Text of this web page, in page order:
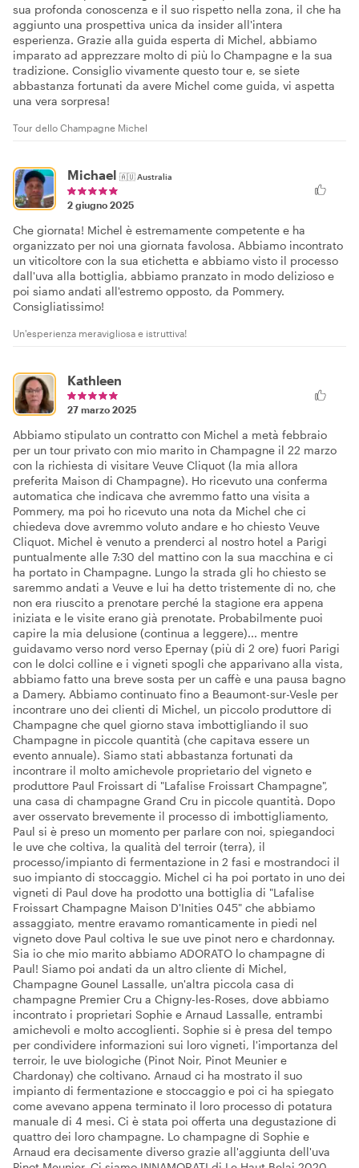
sua profonda conoscenza e il suo rispetto nella zona, il che ha
aggiunto una prospettiva unica da insider all'intera
esperienza. Grazie alla guida esperta di Michel, abbiamo
imparato ad apprezzare molto di più lo Champagne e la sua
tradizione. Consiglio vivamente questo tour e, se siete
abbastanza fortunati da avere Michel come guida, vi aspetta
una vera sorpresa!
Tour dello Champagne Michel
Michael 🇦🇺Australia
2 giugno 2025
Che giornata! Michel è estremamente competente e ha
organizzato per noi una giornata favolosa. Abbiamo incontrato
un viticoltore con la sua etichetta e abbiamo visto il processo
dall'uva alla bottiglia, abbiamo pranzato in modo delizioso e
poi siamo andati all'estremo opposto, da Pommery.
Consigliatissimo!
Un'esperienza meravigliosa e istruttiva!
Kathleen
27 marzo 2025
Abbiamo stipulato un contratto con Michel a metà febbraio
per un tour privato con mio marito in Champagne il 22 marzo
con la richiesta di visitare Veuve Cliquot (la mia allora
preferita Maison di Champagne). Ho ricevuto una conferma
automatica che indicava che avremmo fatto una visita a
Pommery, ma poi ho ricevuto una nota da Michel che ci
chiedeva dove avremmo voluto andare e ho chiesto Veuve
Cliquot. Michel è venuto a prenderci al nostro hotel a Parigi
puntualmente alle 7:30 del mattino con la sua macchina e ci
ha portato in Champagne. Lungo la strada gli ho chiesto se
saremmo andati a Veuve e lui ha detto tristemente di no, che
non era riuscito a prenotare perché la stagione era appena
iniziata e le visite erano già prenotate. Probabilmente puoi
capire la mia delusione (continua a leggere)... mentre
guidavamo verso nord verso Epernay (più di 2 ore) fuori Parigi
con le dolci colline e i vigneti spogli che apparivano alla vista,
abbiamo fatto una breve sosta per un caffè e una pausa bagno
a Damery. Abbiamo continuato fino a Beaumont-sur-Vesle per
incontrare uno dei clienti di Michel, un piccolo produttore di
Champagne che quel giorno stava imbottigliando il suo
Champagne in piccole quantità (che capitava essere un
evento annuale). Siamo stati abbastanza fortunati da
incontrare il molto amichevole proprietario del vigneto e
produttore Paul Froissart di "Lafalise Froissart Champagne",
una casa di champagne Grand Cru in piccole quantità. Dopo
aver osservato brevemente il processo di imbottigliamento,
Paul si è preso un momento per parlare con noi, spiegandoci
le uve che coltiva, la qualità del terroir (terra), il
processo/impianto di fermentazione in 2 fasi e mostrandoci il
suo impianto di stoccaggio. Michel ci ha poi portato in uno dei
vigneti di Paul dove ha prodotto una bottiglia di "Lafalise
Froissart Champagne Maison D'Inities 045" che abbiamo
assaggiato, mentre eravamo romanticamente in piedi nel
vigneto dove Paul coltiva le sue uve pinot nero e chardonnay.
Sia io che mio marito abbiamo ADORATO lo champagne di
Paul! Siamo poi andati da un altro cliente di Michel,
Champagne Gounel Lassalle, un'altra piccola casa di
champagne Premier Cru a Chigny-les-Roses, dove abbiamo
incontrato i proprietari Sophie e Arnaud Lassalle, entrambi
amichevoli e molto accoglienti. Sophie si è presa del tempo
per condividere informazioni sui loro vigneti, l'importanza del
terroir, le uve biologiche (Pinot Noir, Pinot Meunier e
Chardonay) che coltivano. Arnaud ci ha mostrato il suo
impianto di fermentazione e stoccaggio e poi ci ha spiegato
come avevano appena terminato il loro processo di potatura
manuale di 4 mesi. Ci è stata poi offerta una degustazione di
quattro dei loro champagne. Lo champagne di Sophie e
Arnaud era decisamente diverso grazie all'aggiunta dell'uva